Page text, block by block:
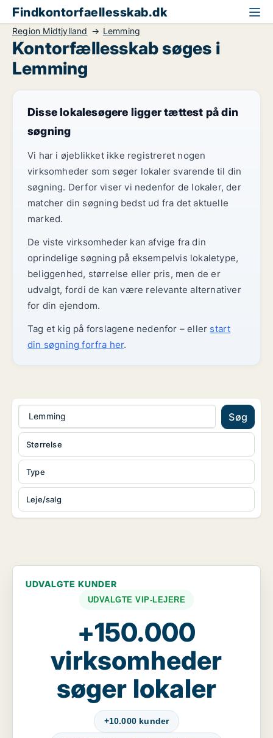
Findkontorfaellesskab.dk
Region Midtjylland Lemming
Kontorfællesskab søges i
Lemming
Disse lokalesøgere ligger tættest på din
søgning
Vi har i øjeblikket ikke registreret nogen
virksomheder som søger lokaler svarende til din
søgning. Derfor viser vi nedenfor de lokaler, der
matcher din søgning bedst ud fra det aktuelle
marked.
De viste virksomheder kan afvige fra din
oprindelige søgning på eksempelvis lokaletype,
beliggenhed, størrelse eller pris, men de er
udvalgt, fordi de kan være relevante alternativer
for din ejendom.
Tag et kig på forslagene nedenfor – eller start
din søgning forfra her.
Lemming Søg
Type
Leje/salg
Størrelse
UDVALGTE KUNDER
UDVALGTE VIP-LEJERE
+150.000
virksomheder
søger lokaler
+10.000 kunder